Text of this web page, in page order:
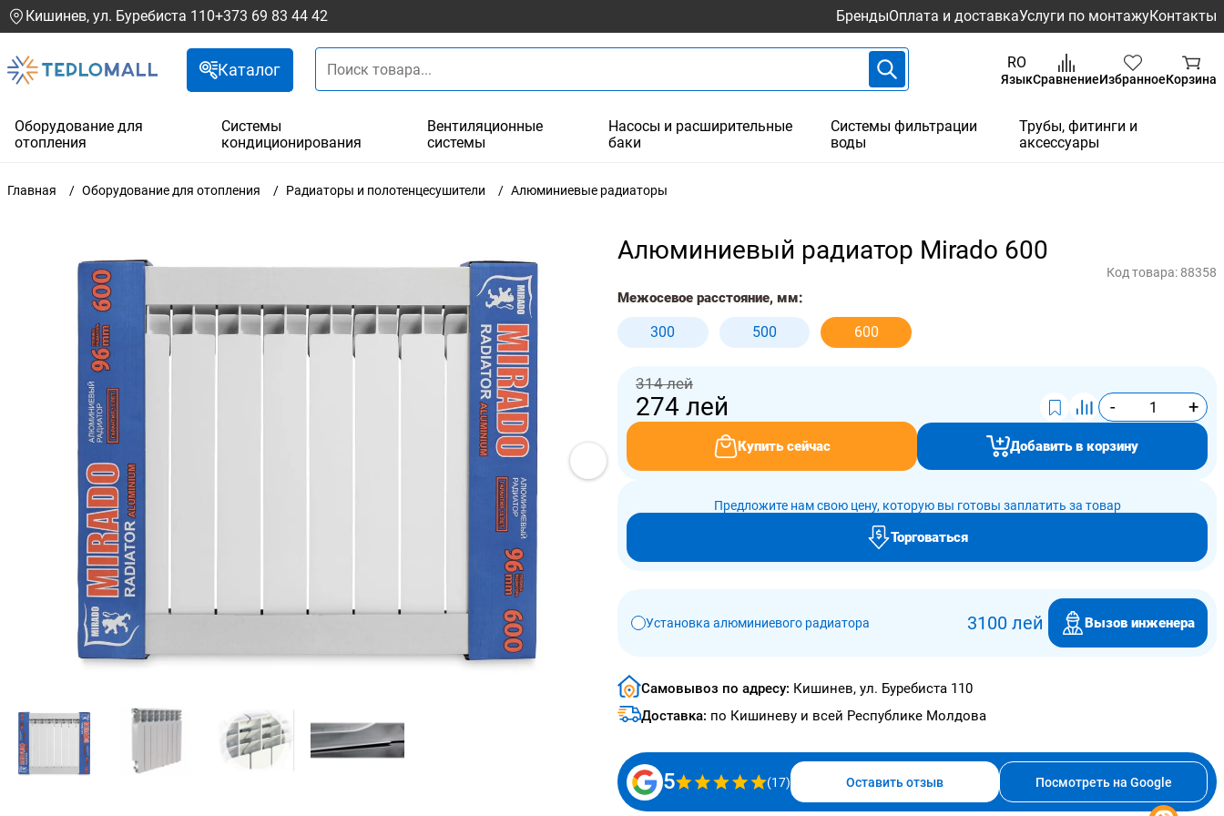
Кишинев, ул. Буребиста 110+373 69 83 44 42 БрендыОплата и доставкаУслуги по монтажуКонтакты
Каталог RO
ЯзыкСравнениеИзбранноеКорзина
Оборудование для
отопления
Системы
кондиционирования
Вентиляционные
системы
Насосы и расширительные
баки
Системы фильтрации
воды
Трубы, фитинги и
аксессуары
Главная Оборудование для отопления Радиаторы и полотенцесушители Алюминиевые радиаторы
Алюминиевый радиатор Mirado 600
Код товара: 88358
Межосевое расстояние, мм:
300 500 600
314 лей
274 лей - +
Купить сейчас Добавить в корзину
Предложите нам свою цену, которую вы готовы заплатить за товар
Торговаться
Установка алюминиевого радиатора 3100 лей Вызов инженера
Самовывоз по адресу: Кишинев, ул. Буребиста 110
Доставка: по Кишиневу и всей Республике Молдова
5 (17) Оставить отзыв Посмотреть на Google